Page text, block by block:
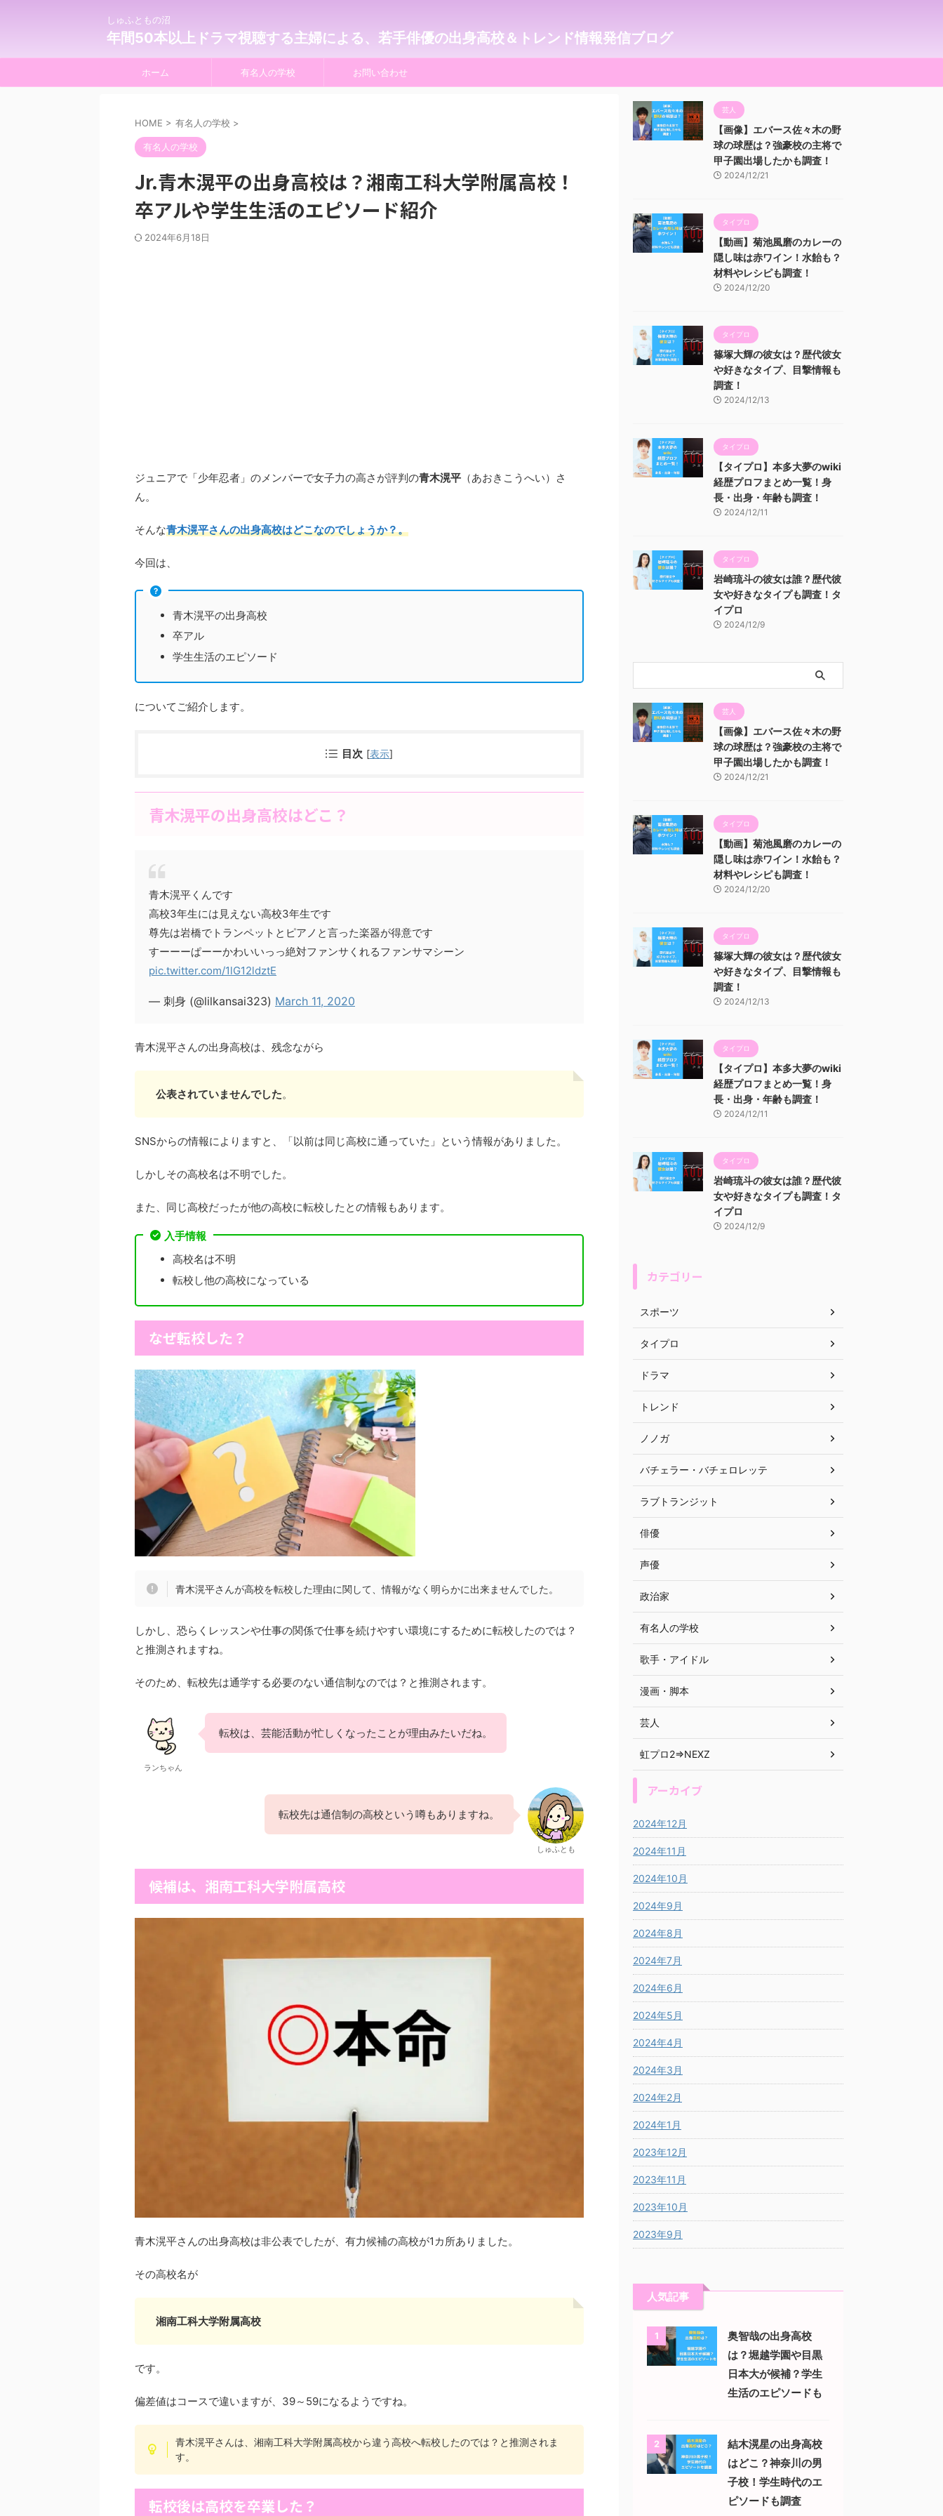
しゅふともの沼
年間50本以上ドラマ視聴する主婦による、若手俳優の出身高校＆トレンド情報発信ブログ
ホーム 有名人の学校 お問い合わせ
HOME > 有名人の学校 >
有名人の学校
Jr.青木滉平の出身高校は？湘南工科大学附属高校！
卒アルや学生生活のエピソード紹介
2024年6月18日
ジュニアで「少年忍者」のメンバーで女子力の高さが評判の青木滉平 （あおきこうへい）さ
ん。
そんな青木滉平さんの出身高校はどこなのでしょうか？。
今回は、
青木滉平の出身高校
卒アル
学生生活のエピソード
についてご紹介します。
目次 [表示]
青木滉平の出身高校はどこ？
青木滉平くんです
高校3年生には見えない高校3年生です
尊先は岩橋でトランペットとピアノと言った楽器が得意です
すーーーぱーーかわいいっっ絶対ファンサくれるファンサマシーン
pic.twitter.com/1lG12ldztE
— 刺身 (@lilkansai323) March 11, 2020
青木滉平さんの出身高校は、残念ながら
公表されていませんでした。
SNSからの情報によりますと、「以前は同じ高校に通っていた」という情報がありました。
しかしその高校名は不明でした。
また、同じ高校だったが他の高校に転校したとの情報もあります。
入手情報
高校名は不明
転校し他の高校になっている
なぜ転校した？
青木滉平さんが高校を転校した理由に関して、情報がなく明らかに出来ませんでした。
しかし、恐らくレッスンや仕事の関係で仕事を続けやすい環境にするために転校したのでは？
と推測されますね。
そのため、転校先は通学する必要のない通信制なのでは？と推測されます。
ランちゃん
転校は、芸能活動が忙しくなったことが理由みたいだね。
転校先は通信制の高校という噂もありますね。
しゅふとも
候補は、湘南工科大学附属高校
青木滉平さんの出身高校は非公表でしたが、有力候補の高校が1カ所ありました。
その高校名が
湘南工科大学附属高校
です。
偏差値はコースで違いますが、39～59になるようですね。
青木滉平さんは、湘南工科大学附属高校から違う高校へ転校したのでは？と推測されま
す。
転校後は高校を卒業した？
芸人
【画像】エバース佐々木の野
球の球歴は？強豪校の主将で
甲子園出場したかも調査！
2024/12/21
タイプロ
【動画】菊池風磨のカレーの
隠し味は赤ワイン！水飴も？
材料やレシピも調査！
2024/12/20
タイプロ
篠塚大輝の彼女は？歴代彼女
や好きなタイプ、目撃情報も
調査！
2024/12/13
タイプロ
【タイプロ】本多大夢のwiki
経歴プロフまとめ一覧！身
長・出身・年齢も調査！
2024/12/11
タイプロ
岩崎琉斗の彼女は誰？歴代彼
女や好きなタイプも調査！タ
イプロ
2024/12/9
芸人
【画像】エバース佐々木の野
球の球歴は？強豪校の主将で
甲子園出場したかも調査！
2024/12/21
タイプロ
【動画】菊池風磨のカレーの
隠し味は赤ワイン！水飴も？
材料やレシピも調査！
2024/12/20
タイプロ
篠塚大輝の彼女は？歴代彼女
や好きなタイプ、目撃情報も
調査！
2024/12/13
タイプロ
【タイプロ】本多大夢のwiki
経歴プロフまとめ一覧！身
長・出身・年齢も調査！
2024/12/11
タイプロ
岩崎琉斗の彼女は誰？歴代彼
女や好きなタイプも調査！タ
イプロ
2024/12/9
カテゴリー
スポーツ
タイプロ
ドラマ
トレンド
ノノガ
バチェラー・バチェロレッテ
ラブトランジット
俳優
声優
政治家
有名人の学校
歌手・アイドル
漫画・脚本
芸人
虹プロ2⇒NEXZ
アーカイブ
2024年12月
2024年11月
2024年10月
2024年9月
2024年8月
2024年7月
2024年6月
2024年5月
2024年4月
2024年3月
2024年2月
2024年1月
2023年12月
2023年11月
2023年10月
2023年9月
人気記事
1
奥智哉の出身高校
は？堀越学園や目黒
日本大が候補？学生
生活のエピソードも
2
結木滉星の出身高校
はどこ？神奈川の男
子校！学生時代のエ
ピソードも調査